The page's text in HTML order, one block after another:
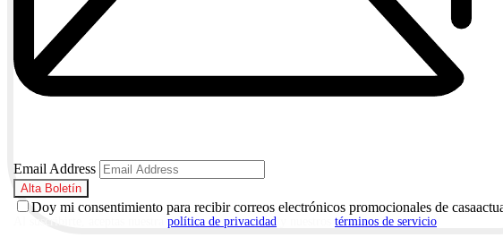
Email Address
Doy mi consentimiento para recibir correos electrónicos promocionales de
política de privacidad términos de servicio